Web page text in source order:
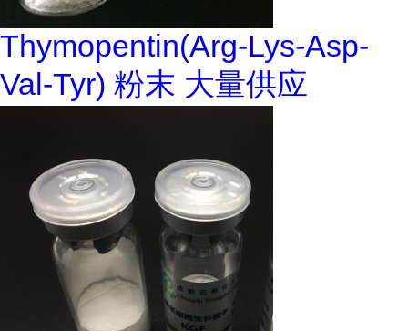
Thymopentin(Arg-Lys-Asp-
Val-Tyr) 粉末 大量供应